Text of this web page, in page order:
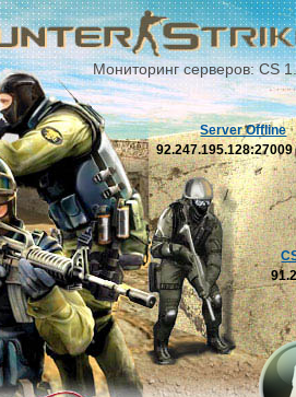
Мониторинг серверов: CS
Server Offline
92.247.195.128:27009